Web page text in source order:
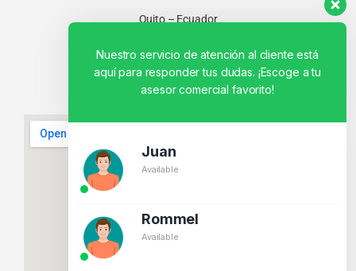
Quito – Ecuador
Nuestro servicio de atención al cliente está
aquí para responder tus dudas. ¡Escoge a tu
asesor comercial favorito!
Juan
Available
Rommel
Available